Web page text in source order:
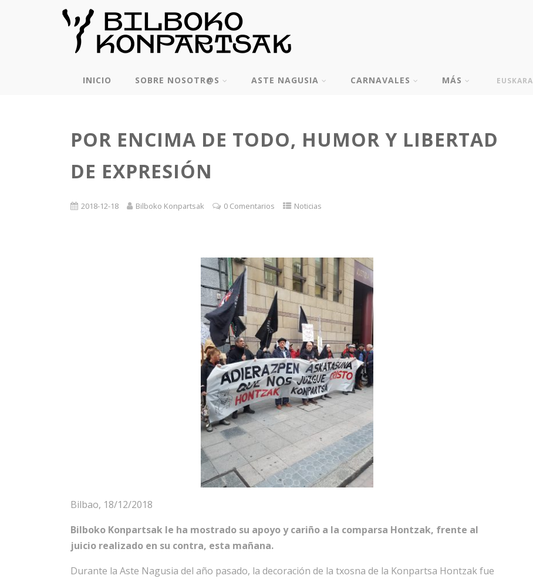
INICIO SOBRE NOSOTR@S ASTE NAGUSIA CARNAVALES MÁS EUSKARA
POR ENCIMA DE TODO, HUMOR Y LIBERTAD
DE EXPRESIÓN
2018-12-18 Bilboko Konpartsak 0 Comentarios Noticias
Bilbao, 18/12/2018
Bilboko Konpartsak le ha mostrado su apoyo y cariño a la comparsa Hontzak, frente al
juicio realizado en su contra, esta mañana.
Durante la Aste Nagusia del año pasado, la decoración de la txosna de la Konpartsa Hontzak fue